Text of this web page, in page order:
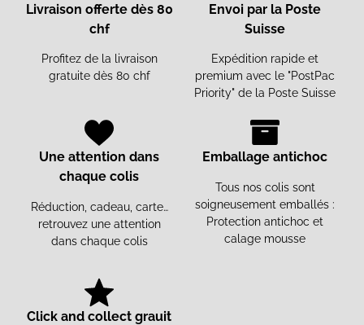
Livraison offerte dès 80
chf
Profitez de la livraison
gratuite dès 80 chf
Emballage antichoc
Tous nos colis sont
soigneusement emballés :
Protection antichoc et
calage mousse
Une attention dans
chaque colis
Réduction, cadeau, carte…
retrouvez une attention
dans chaque colis
Click and collect grauit
Envoi par la Poste
Suisse
Expédition rapide et
premium avec le "PostPac
Priority" de la Poste Suisse